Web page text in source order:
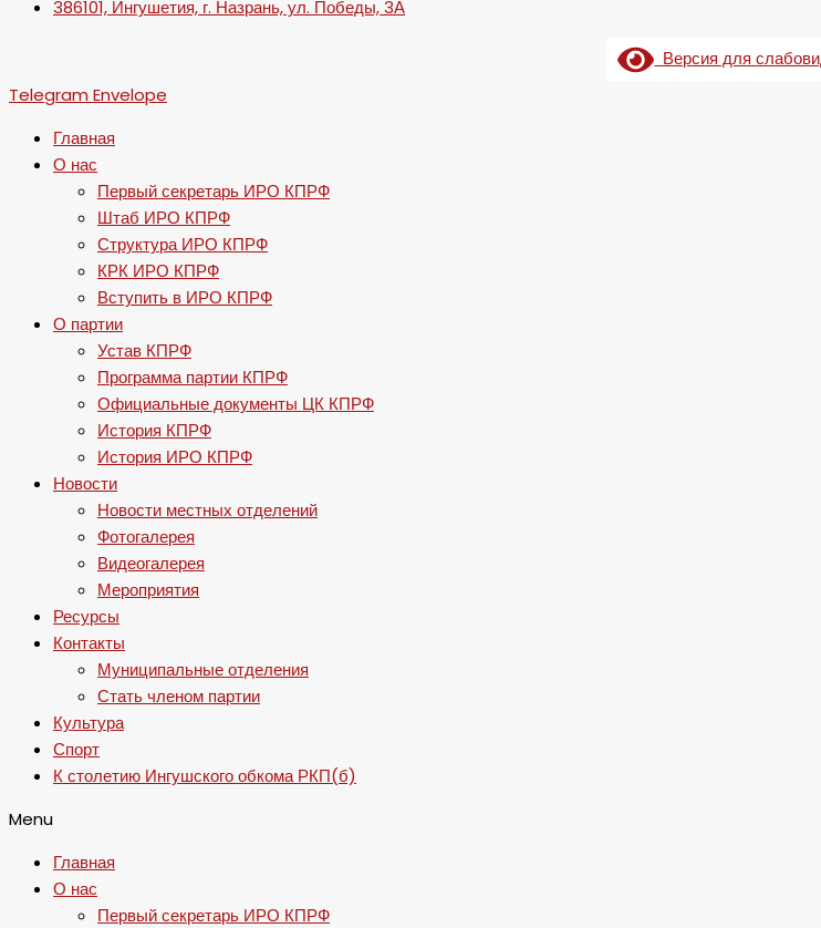
386101, Ингушетия, г. Назрань, ул. Победы, 3А
Версия для
Telegram Envelope
Главная
О нас
Первый секретарь ИРО КПРФ
Штаб ИРО КПРФ
Структура ИРО КПРФ
КРК ИРО КПРФ
Вступить в ИРО КПРФ
О партии
Устав КПРФ
Программа партии КПРФ
Официальные документы ЦК КПРФ
История КПРФ
История ИРО КПРФ
Новости
Новости местных отделений
Фотогалерея
Видеогалерея
Мероприятия
Ресурсы
Контакты
Муниципальные отделения
Стать членом партии
Культура
Спорт
К столетию Ингушского обкома РКП(б)
Menu
Главная
О нас
Первый секретарь ИРО КПРФ